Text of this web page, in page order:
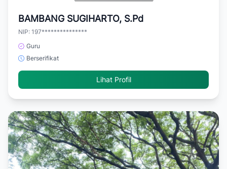
BAMBANG SUGIHARTO, S.Pd
NIP: 197***************
Guru
Berserifikat
Lihat Profil